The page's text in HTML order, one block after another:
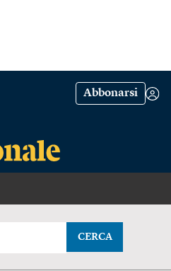
Abbonarsi
CERCA